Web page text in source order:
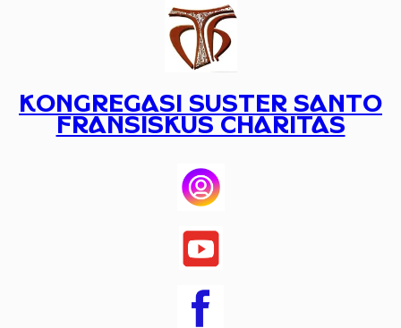
KONGREGASI SUSTER SANTO
FRANSISKUS CHARITAS